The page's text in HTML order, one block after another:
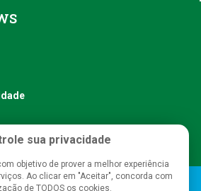
- Todos os direitos reservados
sua privacidade
objetivo de prover a melhor experiência
Ao clicar em "Aceitar", concorda com
de TODOS os cookies.